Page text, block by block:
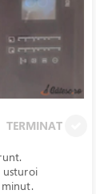
TERMINAT
usturoi
minut.